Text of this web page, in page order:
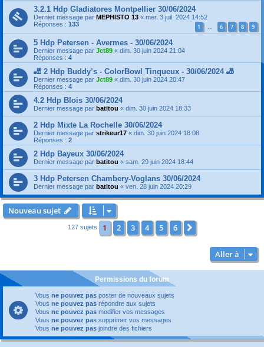
3.2.1 Hdp Gladiatores Montpellier 30/06/2024
Dernier message par MEPHISTO 13 « mer. 3 juil. 2024 14:52
Réponses : 133 1 … 6 7 8 9
5 Hdp Petersen - Avermes - 30/06/2024
Dernier message par Jct89 « dim. 30 juin 2024 21:04
Réponses : 4
🎳 2 Hdp Buddy’s - ColorBowl Tinqueux - 30/06/2024 🎳
Dernier message par Jct89 « dim. 30 juin 2024 20:47
Réponses : 4
4.2 Hdp Blois 30/06/2024
Dernier message par batitou « dim. 30 juin 2024 18:33
2 Hdp Mixte La Rochelle 30/06/2024
Dernier message par strikeur17 « dim. 30 juin 2024 18:08
Réponses : 2
2 Hdp Bayeux 30/06/2024
Dernier message par batitou « sam. 29 juin 2024 18:44
3 Hdp Petersen Chambery-Voglans 30/06/2024
Dernier message par batitou « ven. 28 juin 2024 20:29
Nouveau sujet
127 sujets 1 2 3 4 5 6
Aller à
Permissions du forum
Vous ne pouvez pas poster de nouveaux sujets
Vous ne pouvez pas répondre aux sujets
Vous ne pouvez pas modifier vos messages
Vous ne pouvez pas supprimer vos messages
Vous ne pouvez pas joindre des fichiers